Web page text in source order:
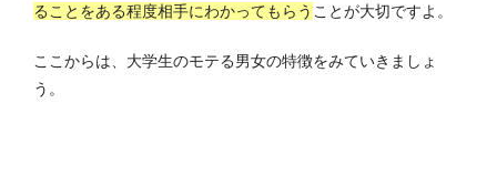
ることをある程度相手にわかってもらう ことが大切ですよ。
ここからは、大学生のモテる男女の特徴をみていきましょ
う。